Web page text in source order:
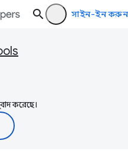
সাইন-ইন করুন
করেছে।